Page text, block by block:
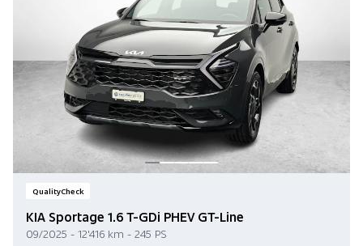
QualityCheck
KIA Sportage 1.6 T-GDi PHEV GT-Line
09/2025 - 12'416 km - 245 PS